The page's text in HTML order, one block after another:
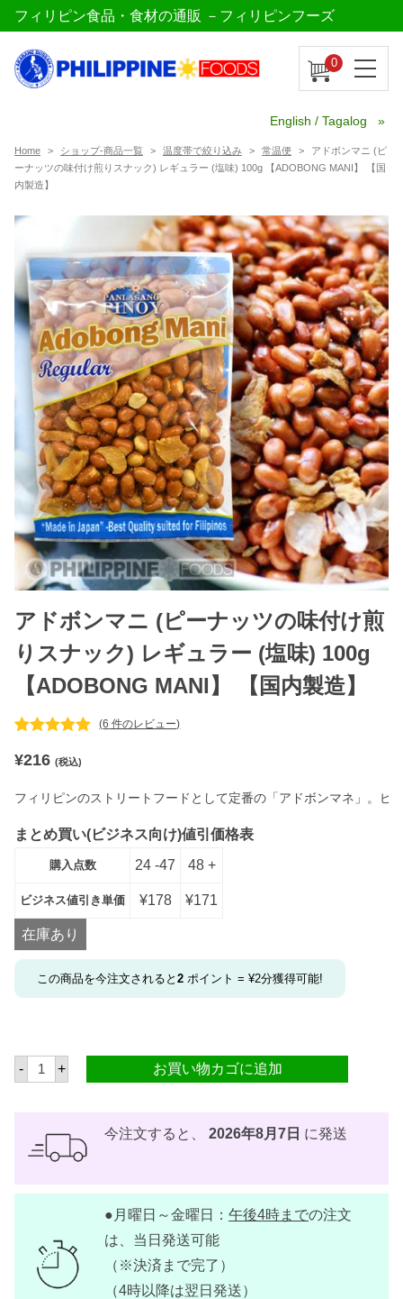
フィリピン食品・食材の通販 －フィリピンフーズ
0
English / Tagalog
Home ショップ-商品一覧 温度帯で絞り込み 常温便
アドボンマニ (ピ
ーナッツの味付け煎りスナック) レギュラー (塩味) 100g 【ADOBONG MANI】 【国
内製造】
アドボンマニ (ピーナッツの味付け煎
りスナック) レギュラー (塩味) 100g
【ADOBONG MANI】 【国内製造】
評価に基づ
価のうち、
5.00 点
(6 件のレビュー)
¥216 (税込)
フィリピンのストリートフードとして定番の「アドボンマネ」。
まとめ買い(ビジネス向け)値引価格表
購入点数 24 -47 48 +
ビジネス値引き単価 ¥178 ¥171
在庫あり
この商品を今注文されると 2 ポイント = ¥2分獲得可能!
- ア
ド
ナ
味
付
け
+ お買い物カゴに追加
今注文すると、 2026年8月7日 に発送
●月曜日～金曜日： 午後4時までの注文
は、当日発送可能
（※決済まで完了）
（4時以降は翌日発送）